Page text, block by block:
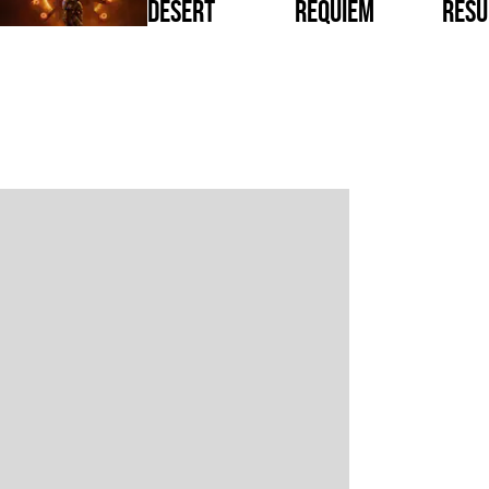
Desert Requiem